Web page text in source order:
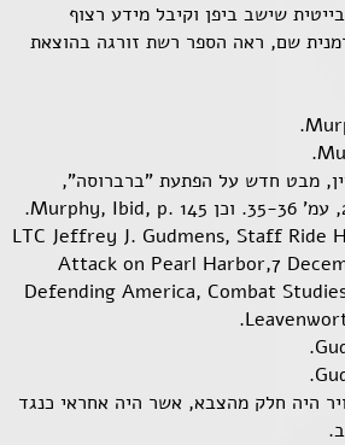
שישב ביפן וקיבל מידע רצוף
שם, ראה הספר רשת זורגה בהוצאת
מבט חדש על הפתעת "ברברוסה",
[13] LTC Jeffrey J. Gudmens, Staff
Attack on Pearl Harbor,7
Defending America, Combat
היה חלק מהצבא, אשר היה אחראי כנגד